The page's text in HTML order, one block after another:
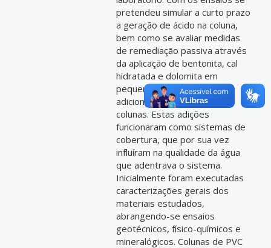
pretendeu simular a curto prazo
a geração de ácido na coluna,
bem como se avaliar medidas
de remediação passiva através
da aplicação de bentonita, cal
hidratada e dolomita em
pequenas proporções
adicionadas ao topo das
colunas. Estas adições
funcionaram como sistemas de
cobertura, que por sua vez
influíram na qualidade da água
que adentrava o sistema.
Inicialmente foram executadas
caracterizações gerais dos
materiais estudados,
abrangendo-se ensaios
geotécnicos, físico-químicos e
mineralógicos. Colunas de PVC